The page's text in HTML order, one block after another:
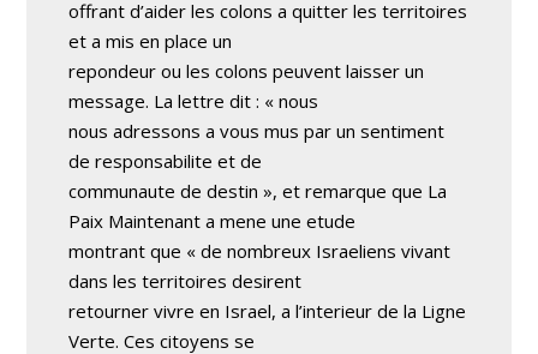
offrant d’aider les colons a quitter les territoires
et a mis en place un
repondeur ou les colons peuvent laisser un
message. La lettre dit : « nous
nous adressons a vous mus par un sentiment
de responsabilite et de
communaute de destin », et remarque que La
Paix Maintenant a mene une etude
montrant que « de nombreux Israeliens vivant
dans les territoires desirent
retourner vivre en Israel, a l’interieur de la Ligne
Verte. Ces citoyens se